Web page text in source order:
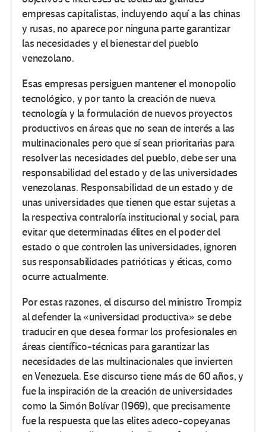
empresas capitalistas, incluyendo aquí a las chinas
y rusas, no aparece por ninguna parte garantizar
las necesidades y el bienestar del pueblo
venezolano.
Esas empresas persiguen mantener el monopolio
tecnológico, y por tanto la creación de nueva
tecnología y la formulación de nuevos proyectos
productivos en áreas que no sean de interés a las
multinacionales pero que sí sean prioritarias para
resolver las necesidades del pueblo, debe ser una
responsabilidad del estado y de las universidades
venezolanas. Responsabilidad de un estado y de
unas universidades que tienen que estar sujetas a
la respectiva contraloría institucional y social, para
evitar que determinadas élites en el poder del
estado o que controlen las universidades, ignoren
sus responsabilidades patrióticas y éticas, como
ocurre actualmente.
Por estas razones, el discurso del ministro Trompiz
al defender la «universidad productiva» se debe
traducir en que desea formar los profesionales en
áreas científico-técnicas para garantizar las
necesidades de las multinacionales que invierten
en Venezuela. Ese discurso tiene más de 60 años, y
fue la inspiración de la creación de universidades
como la Simón Bolívar (1969), que precisamente
fue la respuesta que las elites adeco-copeyanas